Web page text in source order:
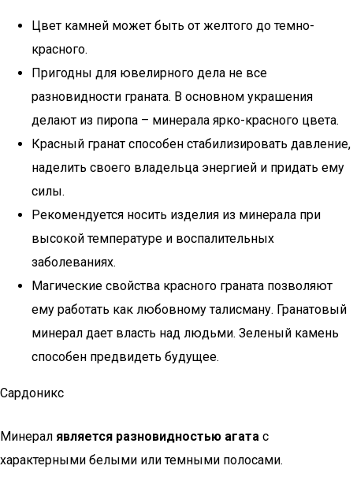
Цвет камней может быть от желтого до темно-
красного.
Пригодны для ювелирного дела не все
разновидности граната. В основном украшения
делают из пиропа – минерала ярко-красного цвета.
Красный гранат способен стабилизировать давление,
наделить своего владельца энергией и придать ему
силы.
Рекомендуется носить изделия из минерала при
высокой температуре и воспалительных
заболеваниях.
Магические свойства красного граната позволяют
ему работать как любовному талисману. Гранатовый
минерал дает власть над людьми. Зеленый камень
способен предвидеть будущее.
Сардоникс
Минерал является разновидностью агата с
характерными белыми или темными полосами.